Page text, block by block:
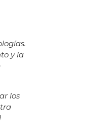
y la
los